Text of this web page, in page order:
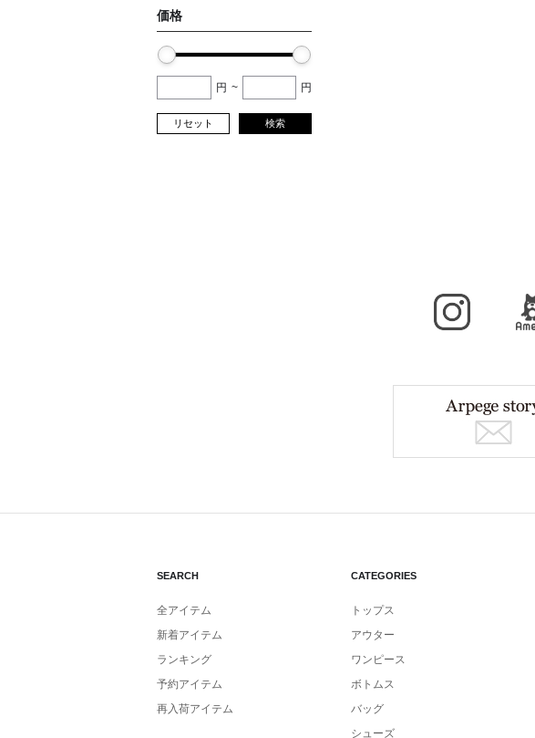
価格
円 ~ 円
リセット 検索
SEARCH
全アイテム
新着アイテム
ランキング
予約アイテム
再入荷アイテム
CATEGORIES
トップス
アウター
ワンピース
ボトムス
バッグ
シューズ